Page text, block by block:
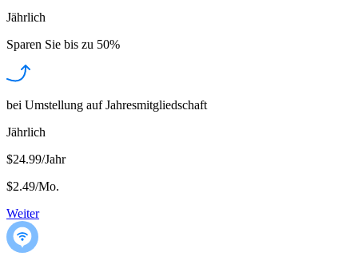
Jährlich
Sparen Sie bis zu 50%
bei Umstellung auf Jahresmitgliedschaft
Jährlich
$24.99/Jahr
$2.49/Mo.
Weiter